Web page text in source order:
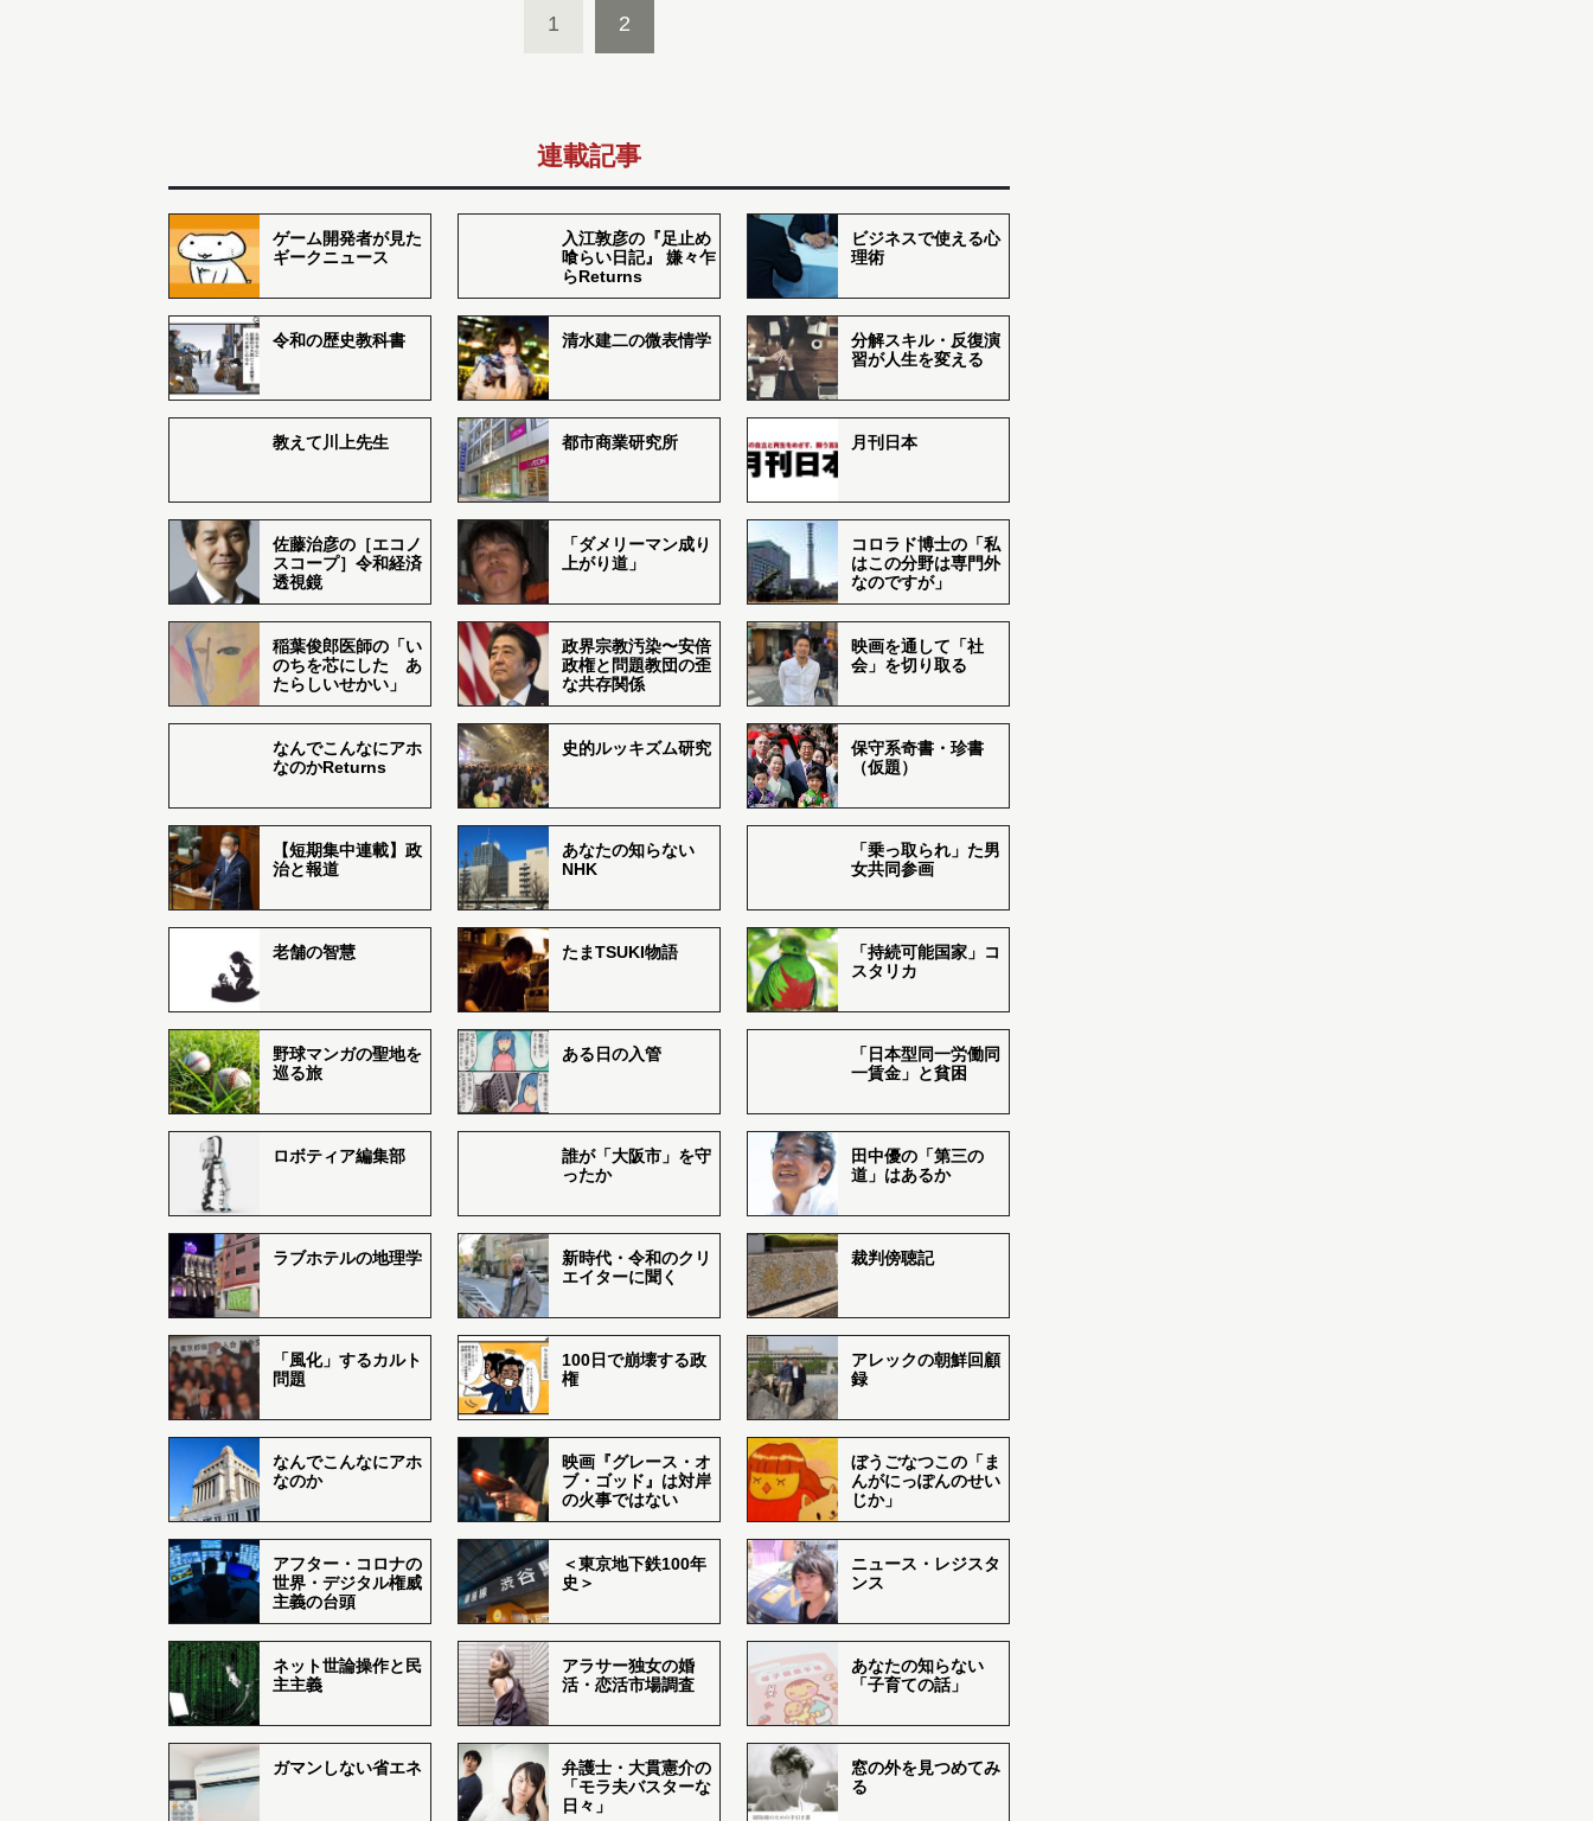
1 2
連載記事
ゲーム開発者が見た
ギークニュース
入江敦彦の『足止め
喰らい日記』 嫌々乍
らReturns
ビジネスで使える心
理術
令和の歴史教科書 清水建二の微表情学
分解スキル・反復演
習が人生を変える
教えて川上先生 都市商業研究所 月刊日本
佐藤治彦の［エコノ
スコープ］令和経済
透視鏡
「ダメリーマン成り
上がり道」
コロラド博士の「私
はこの分野は専門外
なのですが」
稲葉俊郎医師の「い
のちを芯にした あ
たらしいせかい」
政界宗教汚染〜安倍
政権と問題教団の歪
な共存関係
映画を通して「社
会」を切り取る
なんでこんなにアホ
なのかReturns
史的ルッキズム研究
保守系奇書・珍書
（仮題）
【短期集中連載】政
治と報道
あなたの知らない
NHK
「乗っ取られ」た男
女共同参画
老舗の智慧 たまTSUKI物語
「持続可能国家」コ
スタリカ
野球マンガの聖地を
巡る旅
ある日の入管
「日本型同一労働同
一賃金」と貧困
ロボティア編集部
誰が「大阪市」を守
ったか
田中優の「第三の
道」はあるか
ラブホテルの地理学
新時代・令和のクリ
エイターに聞く
裁判傍聴記
「風化」するカルト
問題
100日で崩壊する政
権
アレックの朝鮮回顧
録
なんでこんなにアホ
なのか
映画『グレース・オ
ブ・ゴッド』は対岸
の火事ではない
ぼうごなつこの「ま
んがにっぽんのせい
じか」
アフター・コロナの
世界・デジタル権威
主義の台頭
＜東京地下鉄100年
史＞
ニュース・レジスタ
ンス
ネット世論操作と民
主主義
アラサー独女の婚
活・恋活市場調査
あなたの知らない
「子育ての話」
ガマンしない省エネ
弁護士・大貫憲介の
「モラ夫バスターな
日々」
窓の外を見つめてみ
る